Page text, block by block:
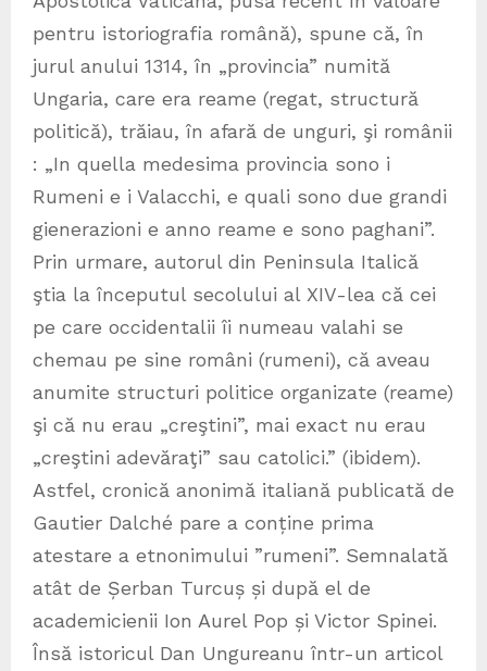
pentru istoriografia română), spune că, în
jurul anului 1314, în „provincia” numită
Ungaria, care era reame (regat, structură
politică), trăiau, în afară de unguri, şi românii
: „In quella medesima provincia sono i
Rumeni e i Valacchi, e quali sono due grandi
gienerazioni e anno reame e sono paghani”.
Prin urmare, autorul din Peninsula Italică
ştia la începutul secolului al XIV-lea că cei
pe care occidentalii îi numeau valahi se
chemau pe sine români (rumeni), că aveau
anumite structuri politice organizate (reame)
şi că nu erau „creştini”, mai exact nu erau
„creştini adevăraţi” sau catolici.” (ibidem).
Astfel, cronică anonimă italiană publicată de
Gautier Dalché pare a conține prima
atestare a etnonimului ”rumeni”. Semnalată
atât de Șerban Turcuș și după el de
academicienii Ion Aurel Pop și Victor Spinei.
Însă istoricul Dan Ungureanu într-un articol